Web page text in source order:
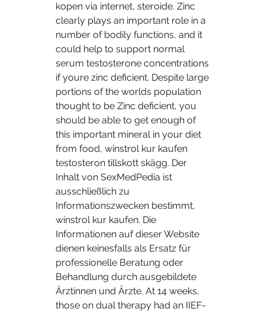
kopen via internet, steroide. Zinc
clearly plays an important role in a
number of bodily functions, and it
could help to support normal
serum testosterone concentrations
if youre zinc deficient. Despite large
portions of the worlds population
thought to be Zinc deficient, you
should be able to get enough of
this important mineral in your diet
from food, winstrol kur kaufen
testosteron tillskott skägg. Der
Inhalt von SexMedPedia ist
ausschließlich zu
Informationszwecken bestimmt,
winstrol kur kaufen. Die
Informationen auf dieser Website
dienen keinesfalls als Ersatz für
professionelle Beratung oder
Behandlung durch ausgebildete
Ärztinnen und Ärzte. At 14 weeks,
those on dual therapy had an IIEF-